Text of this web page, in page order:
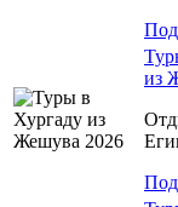
из